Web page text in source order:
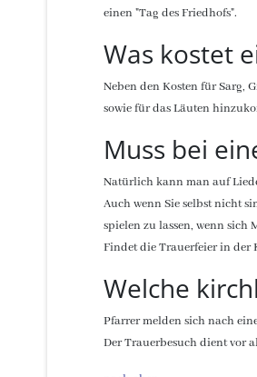
einen "Tag des Friedhofs".
Was kostet
Neben den Kosten für Sarg,
sowie für das Läuten
Muss bei
Natürlich kann man auf
Auch wenn Sie selbst nicht
spielen zu lassen, wenn sich
Findet die Trauerfeier in der
Welche
Pfarrer melden sich nach
Der Trauerbesuch dient vor